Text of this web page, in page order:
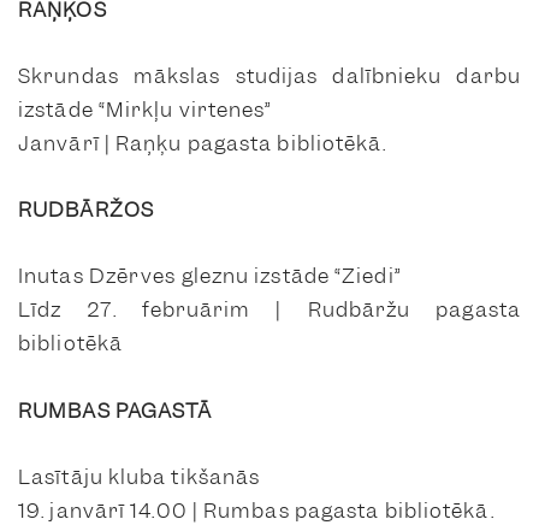
RAŅĶOS
Skrundas mākslas studijas dalībnieku darbu
izstāde “Mirkļu virtenes”
Janvārī | Raņķu pagasta bibliotēkā.
RUDBĀRŽOS
Inutas Dzērves gleznu izstāde “Ziedi”
Līdz 27. februārim | Rudbāržu pagasta
bibliotēkā
RUMBAS PAGASTĀ
Lasītāju kluba tikšanās
19. janvārī 14.00 | Rumbas pagasta bibliotēkā.